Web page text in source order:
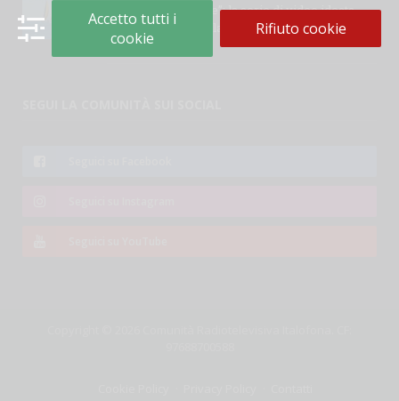
“Le parole del mare”: la serie di video ideata
dall’Accademia della Crusca e dalla Lega Navale
italiana
Accetto tutti i
cookie
Rifiuto cookie